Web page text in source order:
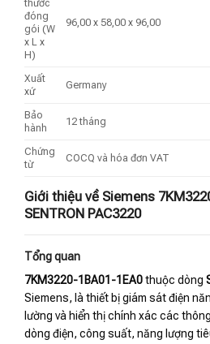
thước
đóng
gói (W
x L x
H)
96,00 x 58,00 x 96,00
Xuất
xứ
Germany
Bảo
hành
12 tháng
Chứng
từ
COCQ và hóa đơn VAT
Giới thiệu về Siemens
SENTRON PAC3220
Tổng quan
7KM3220-1BA01-1EA0thuộc dòng
Siemens, là thiết bị giám sát điện
lường và hiển thị chính xác các
dòng điện, công suất, năng lượng